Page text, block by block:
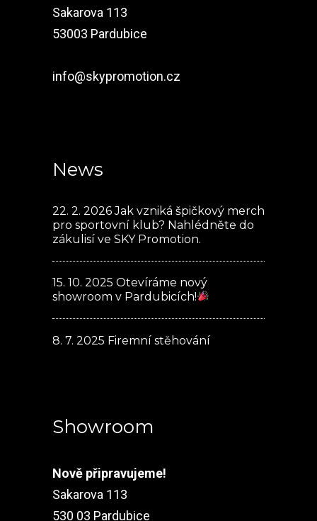
Sakarova 113
53003 Pardubice
info@skypromotion.cz
News
22. 2. 2026 Jak vzniká špičkový merch
pro sportovní klub? Nahlédněte do
zákulisí ve SKY Promotion.
15. 10. 2025 Otevíráme nový
showroom v Pardubicích!
8. 7. 2025 Firemní stěhování
Showroom
Nově připravujeme!
Sakarova 113
530 03 Pardubice